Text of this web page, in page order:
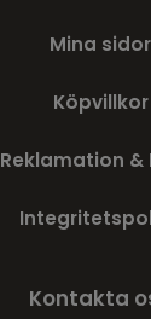
Mina sidor
Köpvillkor
Reklamation &
Kontakta